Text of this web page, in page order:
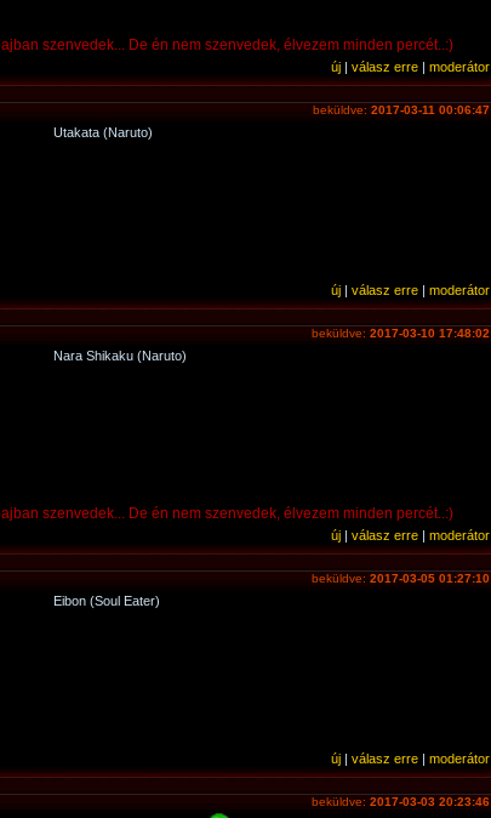
szenvedek... De én nem szenvedek, élvezem minden percét..:)
új | válasz erre | moderátor
beküldve: 2017-03-11 00:06:47
Utakata (Naruto)
új | válasz erre | moderátor
beküldve: 2017-03-10 17:48:02
Nara Shikaku (Naruto)
szenvedek... De én nem szenvedek, élvezem minden percét..:)
új | válasz erre | moderátor
beküldve: 2017-03-05 01:27:10
Eibon (Soul Eater)
új | válasz erre | moderátor
beküldve: 2017-03-03 20:23:46